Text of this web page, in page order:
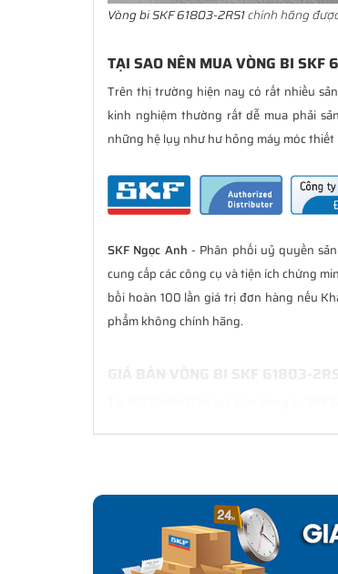
Vòng bi SKF 61803-2RS1chính hãng
TẠI SAO NÊN MUA VÒNG BI SKF
Trên thị trường hiện nay có rất nhiều
kinh nghiệm thường rất dễ mua phải
những hệ lụy như hư hỏng máy móc thiết
SKF Ngọc Anh - Phân phối uỷ quyền
cung cấp các công cụ và tiện ích chứng
bồi hoàn 100 lần giá trị đơn hàng nếu
phẩm không chính hãng.
GIÁ BÁN VÒNG BI SKF 61803-
giá bán Vòng bi SKF
CHẾ ĐỘ BẢO HÀNH VÒNG BI
Tất cả các sản phẩm SKF chính hãng do
bảo hành của nhà sản xuất.